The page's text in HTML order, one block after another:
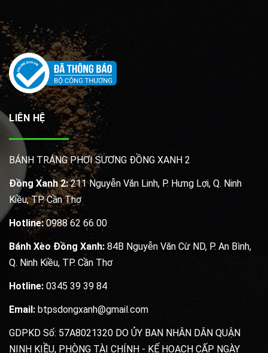
LIÊN HỆ
BÁNH TRÁNG PHƠI SƯƠNG ĐỒNG XANH 2
Đồng Xanh 2:211 Nguyễn Văn Linh, P. Hưng Lợi, Q. Ninh
Kiều, TP. Cần Thơ
Hotline:0988 62 66 00
Bánh Xèo Đồng Xanh: 84B Nguyễn Văn Cừ ND, P. An Bình,
Q. Ninh Kiều, TP. Cần Thơ
Hotline: 0345 39 39 84
Email: btpsdongxanh@gmail.com
GDPKD Số: 57A8021320 DO ỦY BAN NHÂN DÂN QUẬN
NINH KIỀU, PHÒNG TÀI CHÍNH - KẾ HOẠCH CẤP NGÀY